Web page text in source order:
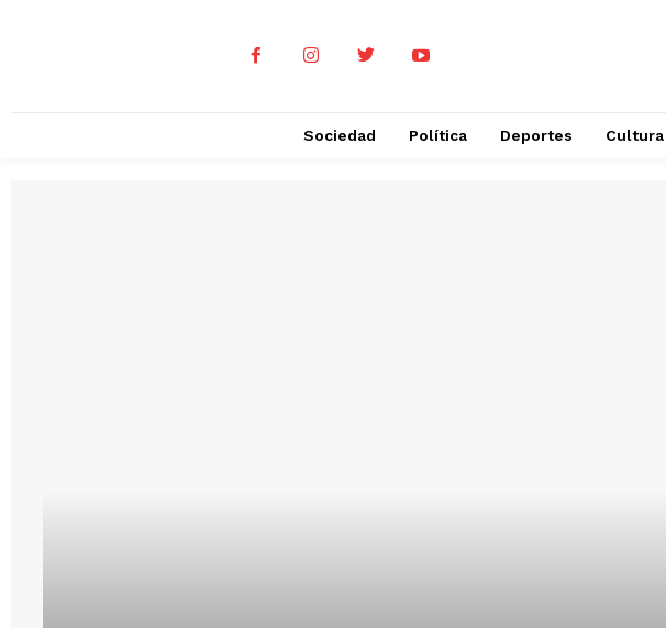
Sociedad Política Deportes Cultura